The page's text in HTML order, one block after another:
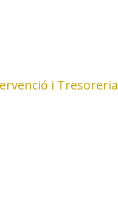
i Tresoreria